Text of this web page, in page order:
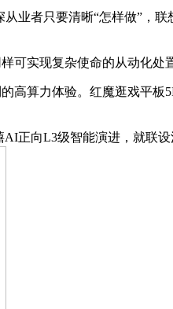
者只要清晰“怎样做”，
实现复杂使命的从动化处
力体验。红魔逛戏平板
向L3级智能演进，就联